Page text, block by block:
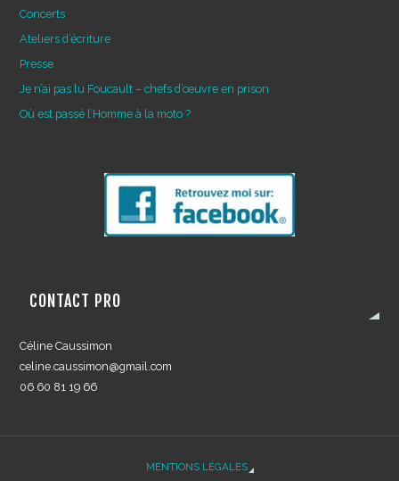
Concerts
Ateliers d’écriture
Presse
Je n’ai pas lu Foucault – chefs d’œuvre en prison
Où est passé l’Homme à la moto ?
CONTACT PRO
Céline Caussimon
celine.caussimon@gmail.com
06 60 81 19 66
MENTIONS LÉGALES